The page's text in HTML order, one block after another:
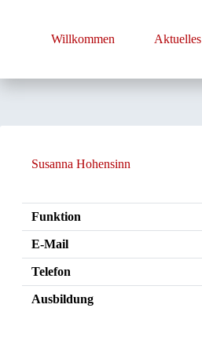
Willkommen Aktuelles
Susanna Hohensinn
Funktion
E-Mail
Telefon
Ausbildung